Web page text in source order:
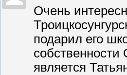
Очень
подарил его
является